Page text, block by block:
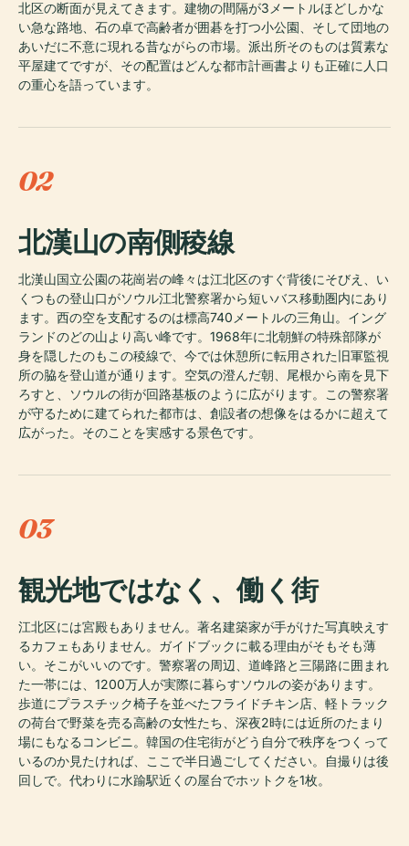
北区の断面が見えてきます。建物の間隔が3メートルほどしかな
い急な路地、石の卓で高齢者が囲碁を打つ小公園、そして団地の
あいだに不意に現れる昔ながらの市場。派出所そのものは質素な
平屋建てですが、その配置はどんな都市計画書よりも正確に人口
の重心を語っています。
02
北漢山の南側稜線
北漢山国立公園の花崗岩の峰々は江北区のすぐ背後にそびえ、い
くつもの登山口がソウル江北警察署から短いバス移動圏内にあり
ます。西の空を支配するのは標高740メートルの三角山。イング
ランドのどの山より高い峰です。1968年に北朝鮮の特殊部隊が
身を隠したのもこの稜線で、今では休憩所に転用された旧軍監視
所の脇を登山道が通ります。空気の澄んだ朝、尾根から南を見下
ろすと、ソウルの街が回路基板のように広がります。この警察署
が守るために建てられた都市は、創設者の想像をはるかに超えて
広がった。そのことを実感する景色です。
03
観光地ではなく、働く街
江北区には宮殿もありません。著名建築家が手がけた写真映えす
るカフェもありません。ガイドブックに載る理由がそもそも薄
い。そこがいいのです。警察署の周辺、道峰路と三陽路に囲まれ
た一帯には、1200万人が実際に暮らすソウルの姿があります。
歩道にプラスチック椅子を並べたフライドチキン店、軽トラック
の荷台で野菜を売る高齢の女性たち、深夜2時には近所のたまり
場にもなるコンビニ。韓国の住宅街がどう自分で秩序をつくって
いるのか見たければ、ここで半日過ごしてください。自撮りは後
回しで。代わりに水踰駅近くの屋台でホットクを1枚。